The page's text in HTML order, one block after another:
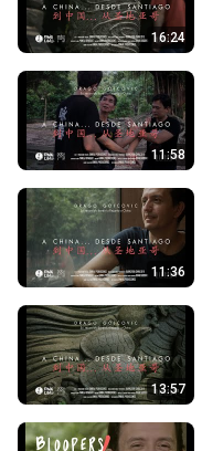
16:24
11:58
11:36
13:57